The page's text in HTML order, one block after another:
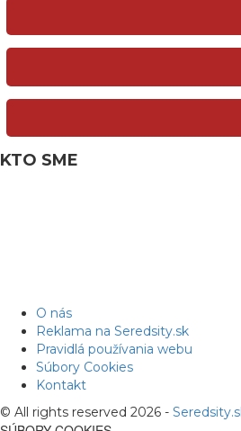
KTO SME
O nás
Reklama na Seredsity.sk
Pravidlá používania webu
Súbory Cookies
Kontakt
© All rights reserved 2026 -